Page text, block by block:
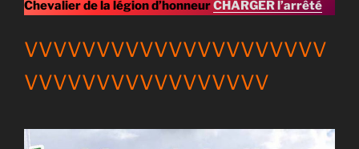
Chevalier de la légion d’honneurCHARGER l’arrêté
VVVVVVVVVVVVVVVVVVVVV
VVVVVVVVVVVVVVVVV